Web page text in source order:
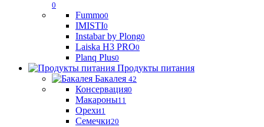
0
Fummo0
IMISTI0
Instabar by Plong0
Laiska H3 PRO0
Planq Plus0
Продукты питания
Бакалея 42
Консервация0
Макароны11
Орехи1
Семечки20